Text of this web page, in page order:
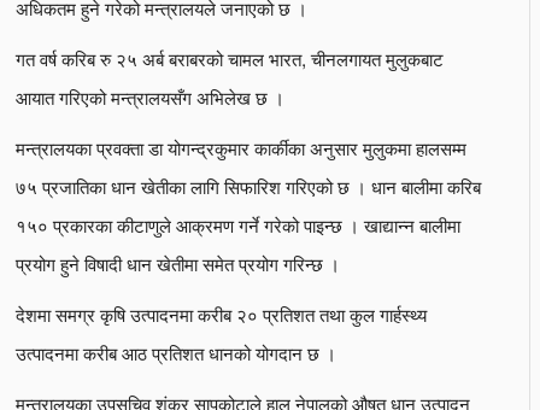
अधिकतम हुने गरेको मन्त्रालयले जनाएको छ ।
गत वर्ष करिब रु २५ अर्ब बराबरको चामल भारत, चीनलगायत मुलुकबाट
आयात गरिएको मन्त्रालयसँग अभिलेख छ ।
मन्त्रालयका प्रवक्ता डा योगन्द्रकुमार कार्कीका अनुसार मुलुकमा हालसम्म
७५ प्रजातिका धान खेतीका लागि सिफारिश गरिएको छ । धान बालीमा करिब
१५० प्रकारका कीटाणुले आक्रमण गर्ने गरेको पाइन्छ । खाद्यान्न बालीमा
प्रयोग हुने विषादी धान खेतीमा समेत प्रयोग गरिन्छ ।
देशमा समग्र कृषि उत्पादनमा करीब २० प्रतिशत तथा कुल गार्हस्थ्य
उत्पादनमा करीब आठ प्रतिशत धानको योगदान छ ।
मन्त्रालयका उपसचिव शंकर सापकोटाले हाल नेपालको औषत धान उत्पादन